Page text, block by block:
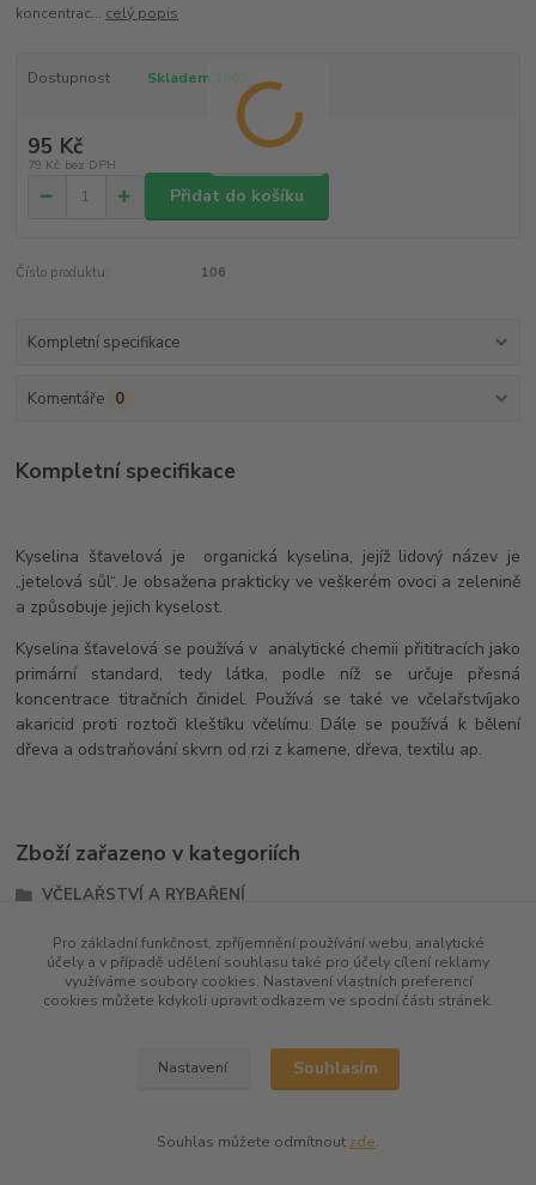
koncentrac... celý popis
Dostupnost Skladem 1962
95 Kč
79 Kč bez DPH
Přidat do košíku
Číslo produktu: 106
Kompletní specifikace
Komentáře 0
Kompletní specifikace
Kyselina šťavelová je organická kyselina, jejíž lidový název je
„jetelová sůl“. Je obsažena prakticky ve veškerém ovoci a zelenině
a způsobuje jejich kyselost.
Kyselina šťavelová se používá v analytické chemii přititracích jako
primární standard, tedy látka, podle níž se určuje přesná
koncentrace titračních činidel. Používá se také ve včelařstvíjako
akaricid proti roztoči kleštíku včelímu. Dále se používá k bělení
dřeva a odstraňování skvrn od rzi z kamene, dřeva, textilu ap.
Zboží zařazeno v kategoriích
VČELAŘSTVÍ A RYBAŘENÍ
ODSTRAŇOVAČE A ČIŠTĚNÍ
Ostatní organické látky
Pro základní funkčnost, zpříjemnění používání webu, analytické
účely a v případě udělení souhlasu také pro účely cílení reklamy
využíváme soubory cookies. Nastavení vlastních preferencí
cookies můžete kdykoli upravit odkazem ve spodní části stránek.
Nastavení Souhlasím
Souhlas můžete odmítnout zde.